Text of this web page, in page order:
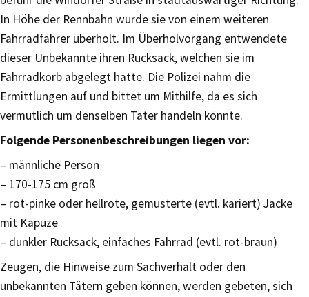
In Höhe der Rennbahn wurde sie von einem weiteren
Fahrradfahrer überholt. Im Überholvorgang entwendete
dieser Unbekannte ihren Rucksack, welchen sie im
Fahrradkorb abgelegt hatte. Die Polizei nahm die
Ermittlungen auf und bittet um Mithilfe, da es sich
vermutlich um denselben Täter handeln könnte.
Folgende Personenbeschreibungen liegen vor:
– männliche Person
– 170-175 cm groß
– rot-pinke oder hellrote, gemusterte (evtl. kariert) Jacke
mit Kapuze
– dunkler Rucksack, einfaches Fahrrad (evtl. rot-braun)
Zeugen, die Hinweise zum Sachverhalt oder den
unbekannten Tätern geben können, werden gebeten, sich